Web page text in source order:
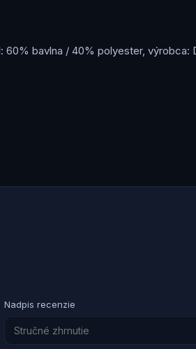
bavlna / 40% polyester,
Nadpis recenzie